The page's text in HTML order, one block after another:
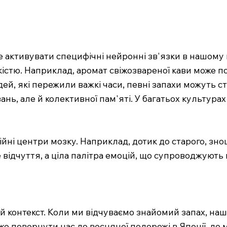
специфічні нейронні зв'язки в
Наприклад, аромат свіжозвареної кави може
які пережили важкі часи, певні запахи можуть
але й колективної пам'яті. У багатьох
центри мозку. Наприклад, дотик до старого,
а ціла палітра емоцій, що супроводжують
Коли ми відчуваємо знайомий запах,